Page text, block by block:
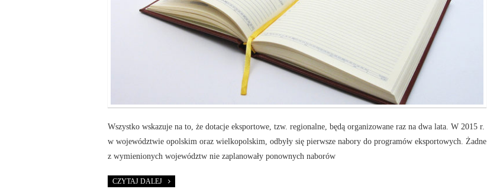
Wszystko wskazuje na to, że dotacje eksportowe, tzw. regionalne, będą organizowane raz na dwa lata. W 2015 r.
w województwie opolskim oraz wielkopolskim, odbyły się pierwsze nabory do programów eksportowych. Żadne
z wymienionych województw nie zaplanowały ponownych naborów
CZYTAJ DALEJ